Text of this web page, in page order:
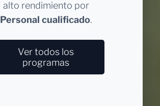
alto rendimiento por
Personal cualificado.
Ver todos los
programas